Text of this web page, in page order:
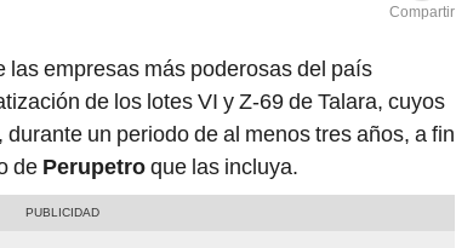
Compartir
las empresas más poderosas del país
de los lotes VI y Z-69 de Talara, cuyos
un periodo de al menos tres años, a fin
de Perupetroque las incluya.